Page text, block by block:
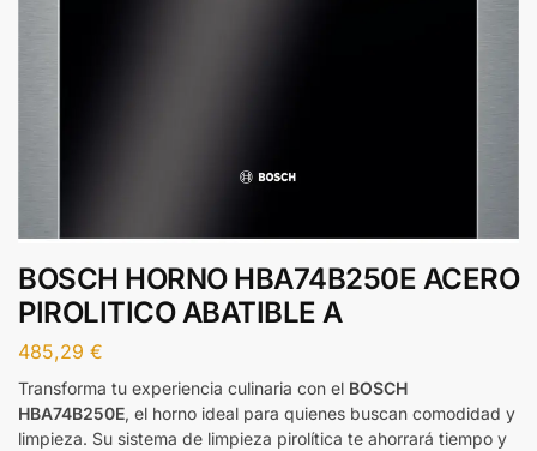
BOSCH HORNO HBA74B250E ACERO
PIROLITICO ABATIBLE A
485,29 €
Transforma tu experiencia culinaria con el BOSCH
HBA74B250E, el horno ideal para quienes buscan comodidad y
limpieza. Su sistema de limpieza pirolítica te ahorrará tiempo y